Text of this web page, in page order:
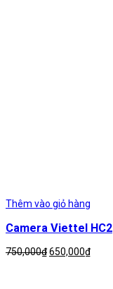
Thêm vào giỏ hàng
Camera Viettel HC2
750,000₫Giá
650,000₫Giá